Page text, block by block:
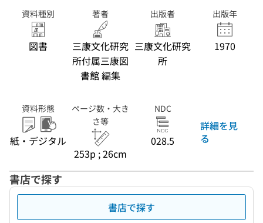
資料種別
図書
著者
三康文化研究
所付属三康図
書館 編集
出版者
三康文化研究
所
出版年
1970
資料形態
紙・デジタル
ページ数・大き
さ等
253p ; 26cm
NDC
028.5
詳細を見
る
書店で探す
書店で探す